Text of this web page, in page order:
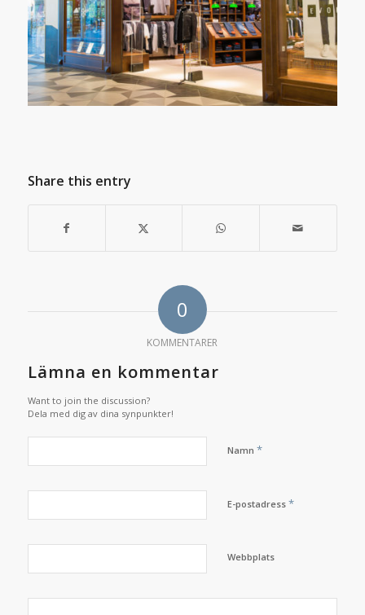
Share this entry
0
KOMMENTARER
Lämna en kommentar
Want to join the discussion?
Dela med dig av dina synpunkter!
Namn *
E-postadress *
Webbplats